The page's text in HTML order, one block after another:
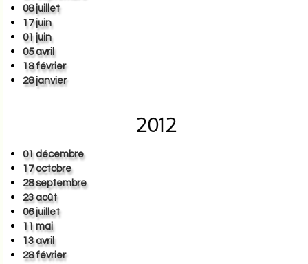
08 juillet
17 juin
01 juin
05 avril
18 février
28 janvier
2012
01 décembre
17 octobre
28 septembre
23 août
06 juillet
11 mai
13 avril
28 février